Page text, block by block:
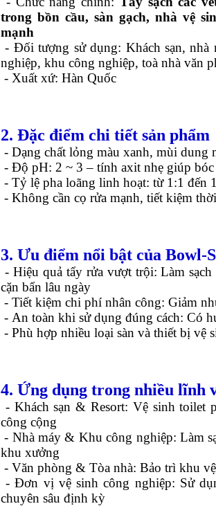
trong bồn cầu, sàn gạch, nhà vệ
mạnh
- Đối tượng sử dụng: Khách sạn, nhà
nghiệp, khu công nghiệp, toà nhà văn
- Xuất xứ: Hàn Quốc
2. Đặc điểm chi tiết sản phẩm
- Dạng chất lỏng màu xanh, mùi dung
- Độ pH: 2 ~ 3 – tính axit nhẹ giúp bóc
- Tỷ lệ pha loãng linh hoạt: từ 1:1 đến
- Không cần cọ rửa mạnh, tiết kiệm
3. Ưu điểm nổi bật của Bowl-
- Hiệu quả tẩy rửa vượt trội: Làm
cặn bẩn lâu ngày
- Tiết kiệm chi phí nhân công: Giảm
- An toàn khi sử dụng đúng cách: Có
- Phù hợp nhiều loại sàn và thiết bị vệ
4. Ứng dụng trong nhiều lĩnh
- Khách sạn & Resort: Vệ sinh toilet
công cộng
- Nhà máy & Khu công nghiệp: Làm
khu xưởng
- Văn phòng & Tòa nhà: Bảo trì khu
-Đơn vị vệ sinh công nghiệp: Sử
chuyên sâu định kỳ